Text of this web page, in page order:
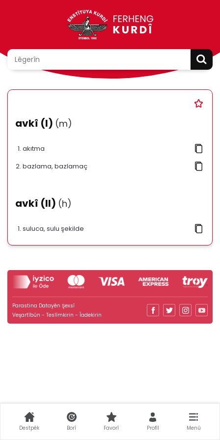
avkî (I) (m)
akıtma
bazlama, bazlamaç
avkî (II) (h)
suluca, sulu şekilde
Parastina Datayên Şexsî
Veşartîbûn - Teslîmkirin - Îadekirin
Destpêk Borî Favorî Profîl Menû